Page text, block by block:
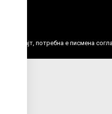
веб сајт, потребна е писмена